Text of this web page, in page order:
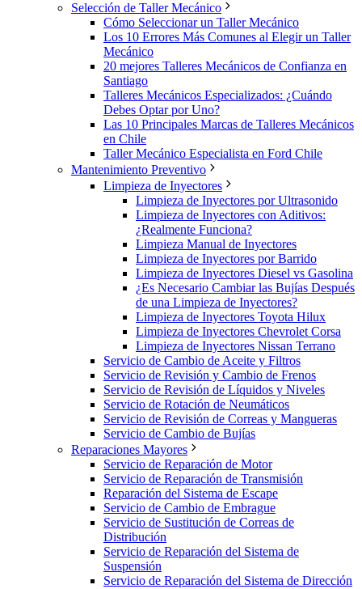
Selección de Taller Mecánico
Cómo Seleccionar un Taller Mecánico
Los 10 Errores Más Comunes al Elegir un Taller
Mecánico
20 mejores Talleres Mecánicos de Confianza en
Santiago
Talleres Mecánicos Especializados: ¿Cuándo
Debes Optar por Uno?
Las 10 Principales Marcas de Talleres Mecánicos
en Chile
Taller Mecánico Especialista en Ford Chile
Mantenimiento Preventivo
Limpieza de Inyectores
Limpieza de Inyectores por Ultrasonido
Limpieza de Inyectores con Aditivos:
¿Realmente Funciona?
Limpieza Manual de Inyectores
Limpieza de Inyectores por Barrido
Limpieza de Inyectores Diesel vs Gasolina
¿Es Necesario Cambiar las Bujías Después
de una Limpieza de Inyectores?
Limpieza de Inyectores Toyota Hilux
Limpieza de Inyectores Chevrolet Corsa
Limpieza de Inyectores Nissan Terrano
Servicio de Cambio de Aceite y Filtros
Servicio de Revisión y Cambio de Frenos
Servicio de Revisión de Líquidos y Niveles
Servicio de Rotación de Neumáticos
Servicio de Revisión de Correas y Mangueras
Servicio de Cambio de Bujías
Reparaciones Mayores
Servicio de Reparación de Motor
Servicio de Reparación de Transmisión
Reparación del Sistema de Escape
Servicio de Cambio de Embrague
Servicio de Sustitución de Correas de
Distribución
Servicio de Reparación del Sistema de
Suspensión
Servicio de Reparación del Sistema de Dirección